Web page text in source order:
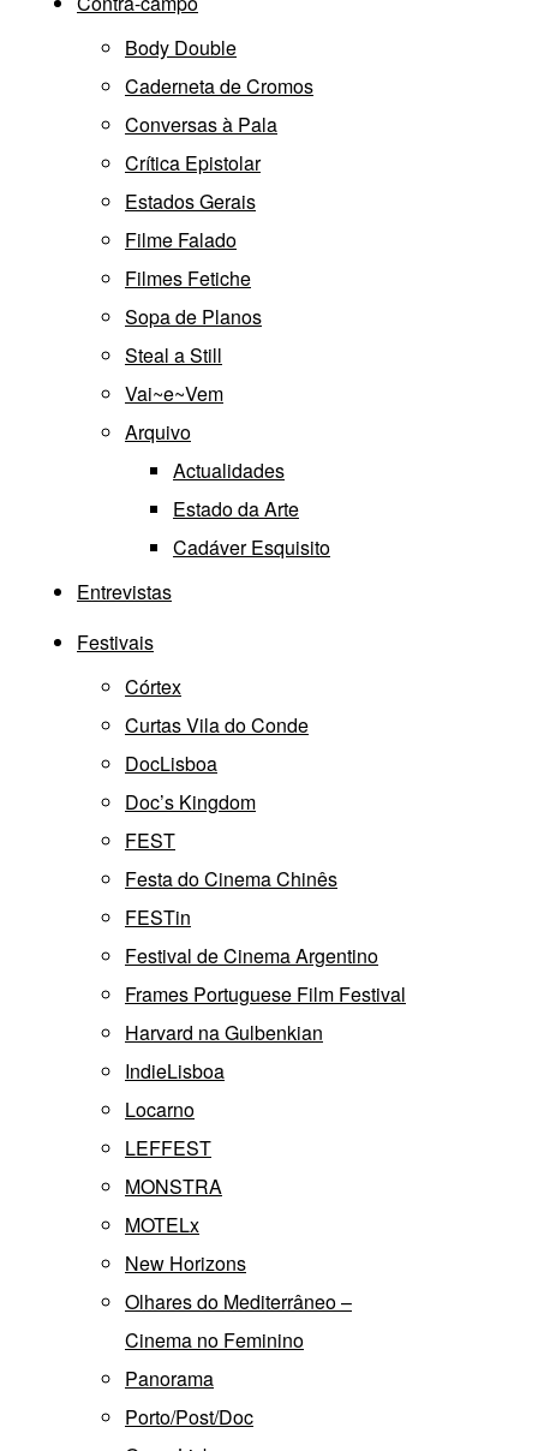
Body Double
Caderneta de Cromos
Conversas à Pala
Crítica Epistolar
Estados Gerais
Filme Falado
Filmes Fetiche
Sopa de Planos
Steal a Still
Vai~e~Vem
Arquivo
Actualidades
Estado da Arte
Cadáver Esquisito
Entrevistas
Festivais
Córtex
Curtas Vila do Conde
DocLisboa
Doc’s Kingdom
FEST
Festa do Cinema Chinês
FESTin
Festival de Cinema Argentino
Frames Portuguese Film Festival
Harvard na Gulbenkian
IndieLisboa
Locarno
LEFFEST
MONSTRA
MOTELx
New Horizons
Olhares do Mediterrâneo –
Cinema no Feminino
Panorama
Porto/Post/Doc